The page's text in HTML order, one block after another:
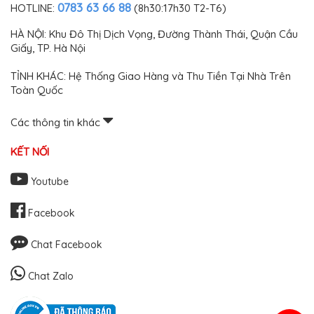
HOTLINE: 0783 63 66 88 (8h30:17h30 T2-T6)
HÀ NỘI: Khu Đô Thị Dịch Vọng, Đường Thành Thái, Quận Cầu
Giấy, TP. Hà Nội
TỈNH KHÁC: Hệ Thống Giao Hàng và Thu Tiền Tại Nhà Trên
Toàn Quốc
Các thông tin khác
KẾT NỐI
Youtube
Facebook
Chat Facebook
Chat Zalo